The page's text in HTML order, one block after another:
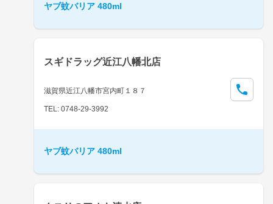
ヤブ蚊バリア 480ml
スギドラッグ近江八幡北店
滋賀県近江八幡市宮内町１８７
TEL: 0748-29-3992
ヤブ蚊バリア 480ml